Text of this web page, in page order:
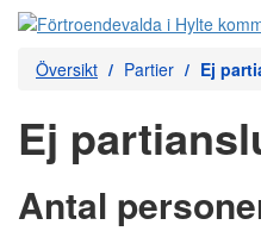
Översikt Partier Ej
Ej
Antal